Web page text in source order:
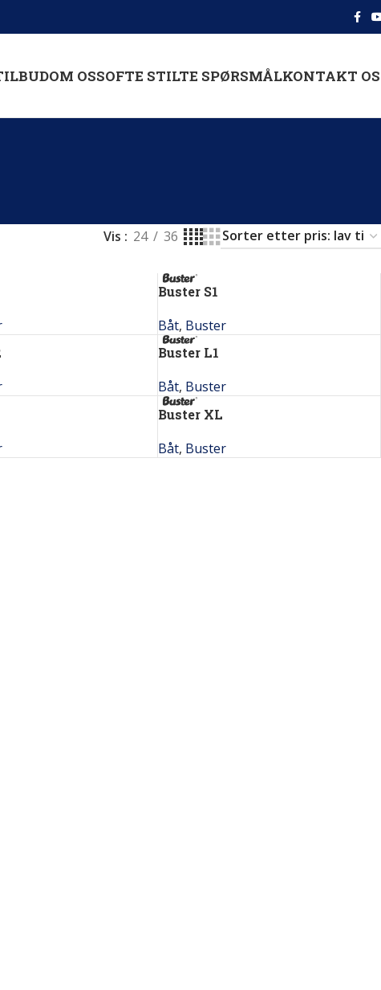
OM OSSOFTE STILTE SPØRSMÅLKONTAKT
Vis 24 36
Buster S1
Båt, Buster
Buster L1
Båt, Buster
Buster XL
Båt, Buster